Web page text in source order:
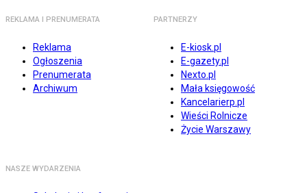
REKLAMA I PRENUMERATA
Reklama
Ogłoszenia
Prenumerata
Archiwum
PARTNERZY
E-kiosk.pl
E-gazety.pl
Nexto.pl
Mała księgowość
Kancelarierp.pl
Wieści Rolnicze
Życie Warszawy
NASZE WYDARZENIA